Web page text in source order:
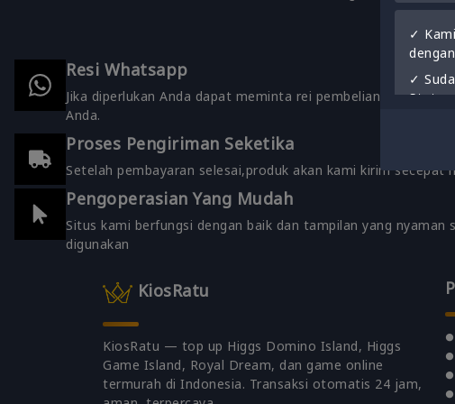
✓
✓
Status
Resi Whatsapp
Jika diperlukan Anda dapat meminta rei pembelian yang akan
Anda.
Proses Pengiriman Seketika
Setelah pembayaran selesai,produk akan kami kirim secepat
Pengoperasian Yang Mudah
Situs kami berfungsi dengan baik dan tampilan yang nyaman
digunakan
KiosRatu
KiosRatu — top up Higgs Domino Island, Higgs
Game Island, Royal Dream, dan game online
termurah di Indonesia. Transaksi otomatis 24 jam,